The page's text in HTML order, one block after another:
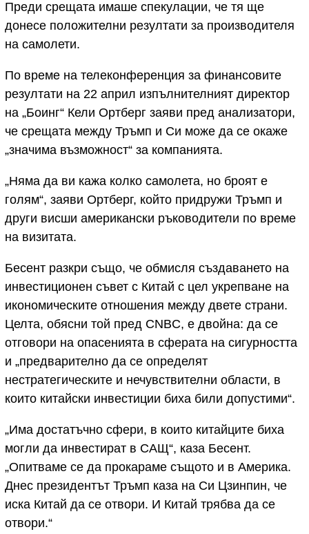
Преди срещата имаше спекулации, че тя ще
донесе положителни резултати за производителя
на самолети.
По време на телеконференция за финансовите
резултати на 22 април изпълнителният директор
на „Боинг“ Кели Ортберг заяви пред анализатори,
че срещата между Тръмп и Си може да се окаже
„значима възможност“ за компанията.
„Няма да ви кажа колко самолета, но броят е
голям“, заяви Ортберг, който придружи Тръмп и
други висши американски ръководители по време
на визитата.
Бесент разкри също, че обмисля създаването на
инвестиционен съвет с Китай с цел укрепване на
икономическите отношения между двете страни.
Целта, обясни той пред CNBC, е двойна: да се
отговори на опасенията в сферата на сигурността
и „предварително да се определят
нестратегическите и нечувствителни области, в
които китайски инвестиции биха били допустими“.
„Има достатъчно сфери, в които китайците биха
могли да инвестират в САЩ“, каза Бесент.
„Опитваме се да прокараме същото и в Америка.
Днес президентът Тръмп каза на Си Цзинпин, че
иска Китай да се отвори. И Китай трябва да се
отвори.“